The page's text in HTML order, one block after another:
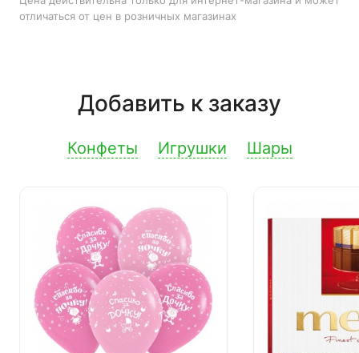
отличаться от цен в розничных магазинах
Добавить к заказу
Конфеты Игрушки Шары